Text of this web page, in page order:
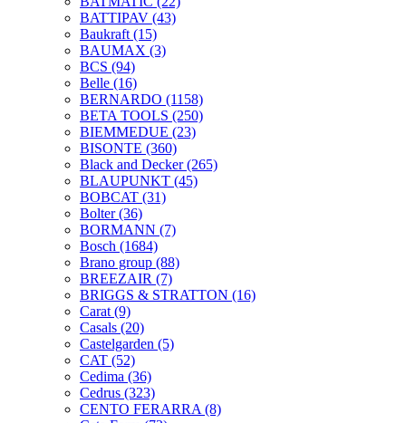
BATTIPAV (43)
Baukraft (15)
BAUMAX (3)
BCS (94)
Belle (16)
BERNARDO (1158)
BETA TOOLS (250)
BIEMMEDUE (23)
BISONTE (360)
Black and Decker(265)
BLAUPUNKT (45)
BOBCAT (31)
Bolter(36)
BORMANN (7)
Bosch (1684)
Brano group (88)
BREEZAIR (7)
BRIGGS & STRATTON (16)
Carat (9)
Casals (20)
Castelgarden (5)
CAT (52)
Cedima (36)
Cedrus (323)
CENTO FERARRA (8)